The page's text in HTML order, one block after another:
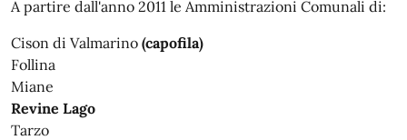
A partire dall'anno 2011 le Amministrazioni Comunali di:
Cison di Valmarino (capofila)
Follina
Miane
Revine Lago
Tarzo